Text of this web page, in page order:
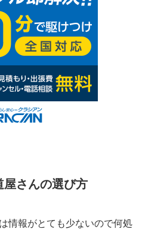
さんの選び方
情報がとても少ないので何処